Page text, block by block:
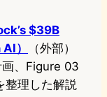
$39B
）
（外部）
、Figure 03
整理した解説